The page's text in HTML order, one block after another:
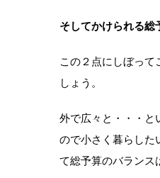
そしてかけられる総
この２点にしぼって
しょう。
外で広々と・・・と
ので小さく暮らした
て総予算のバランス